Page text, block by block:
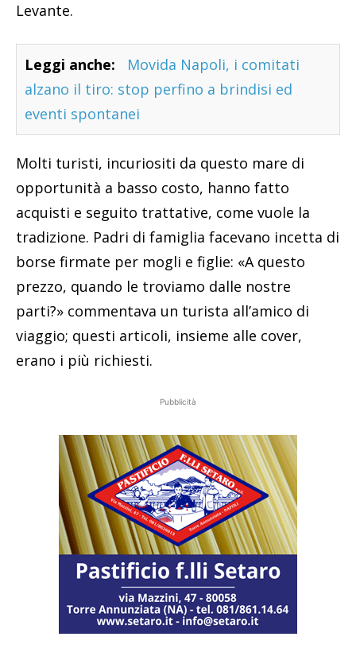
Levante.
Leggi anche:
Movida Napoli, i comitati
alzano il tiro: stop perfino a brindisi ed
eventi spontanei
Molti turisti, incuriositi da questo mare di
opportunità a basso costo, hanno fatto
acquisti e seguito trattative, come vuole la
tradizione. Padri di famiglia facevano incetta di
borse firmate per mogli e figlie: «A questo
prezzo, quando le troviamo dalle nostre
parti?» commentava un turista all’amico di
viaggio; questi articoli, insieme alle cover,
erano i più richiesti.
Pubblicità